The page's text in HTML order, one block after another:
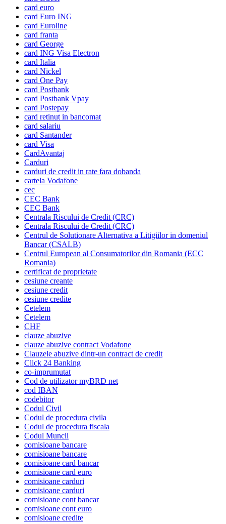
card euro
card Euro ING
card Euroline
card franta
card George
card ING Visa Electron
card Italia
card Nickel
card One Pay
card Postbank
card Postbank Vpay
card Postepay
card retinut in bancomat
card salariu
card Santander
card Visa
CardAvantaj
Carduri
carduri de credit in rate fara dobanda
cartela Vodafone
cec
CEC Bank
CEC Bank
Centrala Riscului de Credit (CRC)
Centrala Riscului de Credit (CRC)
Centrul de Solutionare Alternativa a Litigiilor in domeniul
Bancar (CSALB)
Centrul European al Consumatorilor din Romania (ECC
Romania)
certificat de proprietate
cesiune creante
cesiune credit
cesiune credite
Cetelem
Cetelem
CHF
clauze abuzive
clauze abuzive contract Vodafone
Clauzele abuzive dintr-un contract de credit
Click 24 Banking
co-imprumutat
Cod de utilizator myBRD net
cod IBAN
codebitor
Codul Civil
Codul de procedura civila
Codul de procedura fiscala
Codul Muncii
comisioane bancare
comisioane bancare
comisioane card bancar
comisioane card euro
comisioane carduri
comisioane carduri
comisioane cont bancar
comisioane cont euro
comisioane credite